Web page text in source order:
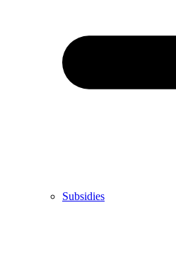
Subsidies